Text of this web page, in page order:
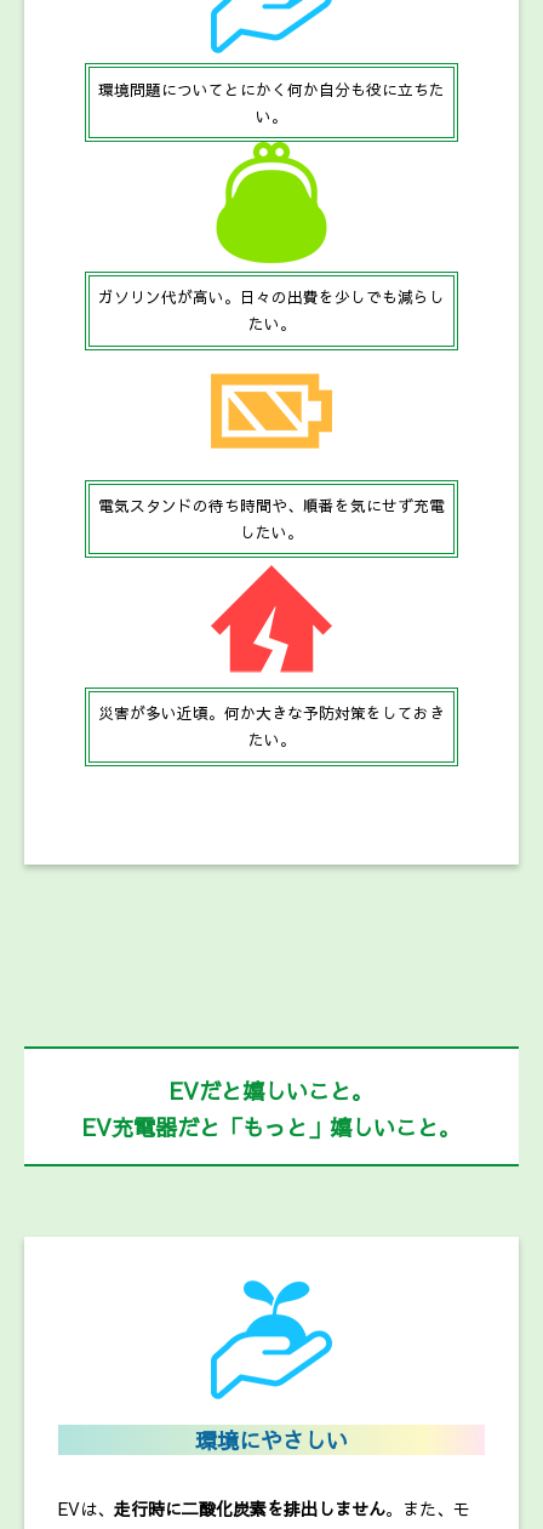
環境問題についてとにかく何か自分も役に立ちた
い。
ガソリン代が高い。日々の出費を少しでも減らし
たい。
電気スタンドの待ち時間や、順番を気にせず充電
したい。
災害が多い近頃。何か大きな予防対策をしておき
たい。
EVだと嬉しいこと。
EV充電器だと「もっと」嬉しいこと。
環境にやさしい
EVは、走行時に二酸化炭素を排出しません。また、モ